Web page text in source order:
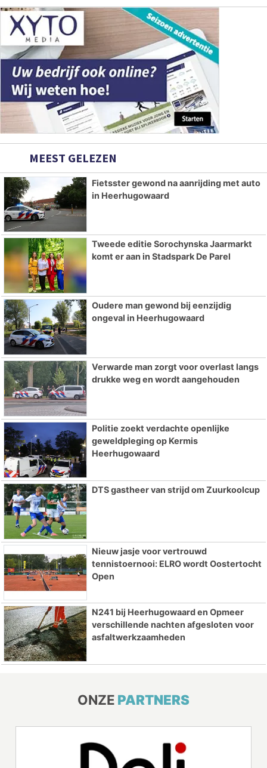
MEEST GELEZEN
Fietsster gewond na aanrijding met auto
in Heerhugowaard
Tweede editie Sorochynska Jaarmarkt
komt er aan in Stadspark De Parel
Oudere man gewond bij eenzijdig
ongeval in Heerhugowaard
Verwarde man zorgt voor overlast langs
drukke weg en wordt aangehouden
Politie zoekt verdachte openlijke
geweldpleging op Kermis
Heerhugowaard
DTS gastheer van strijd om Zuurkoolcup
Nieuw jasje voor vertrouwd
tennistoernooi: ELRO wordt Oostertocht
Open
N241 bij Heerhugowaard en Opmeer
verschillende nachten afgesloten voor
asfaltwerkzaamheden
ONZE PARTNERS